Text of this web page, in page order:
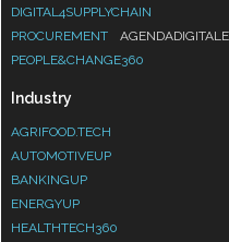
DIGITAL4SUPPLYCHAIN
PROCUREMENT
PEOPLE&CHANGE360
Industry
AGRIFOOD.TECH
AUTOMOTIVEUP
BANKINGUP
ENERGYUP
HEALTHTECH360